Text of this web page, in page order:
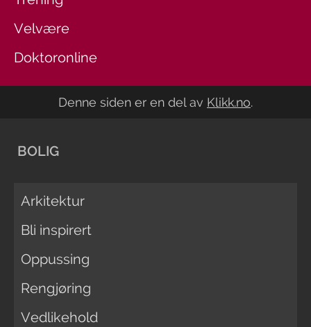
Velvære
Doktoronline
Denne siden er en del av Klikk.no.
BOLIG
Arkitektur
Bli inspirert
Oppussing
Rengjøring
Vedlikehold